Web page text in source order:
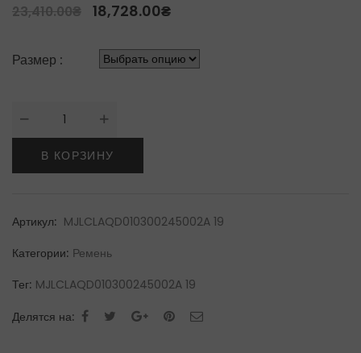
23,410.00₴ 18,728.00₴
Размер :
Количество
товара
ZilliРемень
В КОРЗИНУ
Артикул: MJLCLAQD010300245002A 19
Категории: Ремень
Тег: MJLCLAQD010300245002A 19
Делятся на: